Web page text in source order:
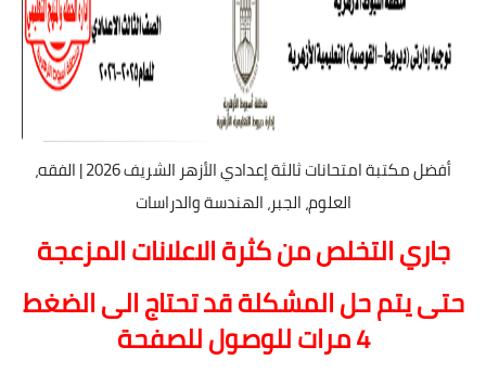
أفضل مكتبة امتحانات ثالثة إعدادي الأزهر الشريف 2026 | الفقه،
العلوم، الجبر، الهندسة والدراسات
جاري التخلص من كثرة الاعلانات المزعجة
حتى يتمحل المشكلة قد تحتاج الى الضغط
4 مرات للوصول للصف حة